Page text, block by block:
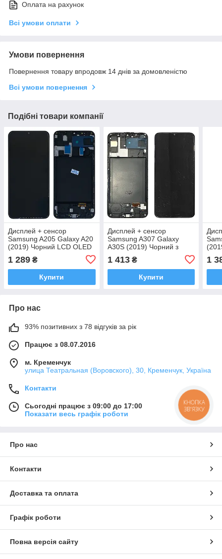
Оплата на рахунок
Всі умови оплати
Умови повернення
Повернення товару впродовж 14 днів за домовленістю
Всі умови повернення
Подібні товари компанії
Дисплей + сенсор
Samsung A205 Galaxy A20
(2019) Чорний LCD OLED
1 289 ₴
Купити
Дисплей + сенсор
Samsung A307 Galaxy
A30S (2019) Чорний з
рамкою Оріг. розмір DEN
OLED
1 413₴
Купити
1
Про нас
93% позитивних з 78 відгуків за рік
Працює з 08.07.2016
м. Кременчук
улица Театральная (Воровского), 30, Кременчук, Україна
Контакти
Сьогодні працює з 09:00 до 17:00
Показати весь графік роботи
Про нас
Контакти
Доставка та оплата
Графік роботи
Повна версія сайту
КНОПКА
ЗВ'ЯЗКУ